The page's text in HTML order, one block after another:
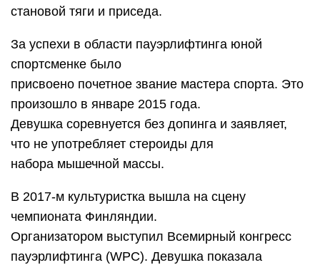
становой тяги и приседа.
За успехи в области пауэрлифтинга юной
спортсменке было
присвоено почетное звание мастера спорта. Это
произошло в январе 2015 года.
Девушка соревнуется без допинга и заявляет,
что не употребляет стероиды для
набора мышечной массы.
В 2017-м культуристка вышла на сцену
чемпионата Финляндии.
Организатором выступил Всемирный конгресс
пауэрлифтинга (WPC). Девушка показала